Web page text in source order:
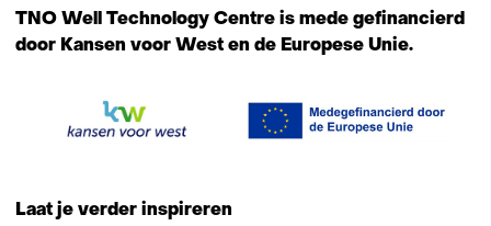
naar
navigatie
met
ons
TNO Well Technology Centre is mede gefinancierd
door Kansen voor West en de Europese Unie.
Laat je verder inspireren